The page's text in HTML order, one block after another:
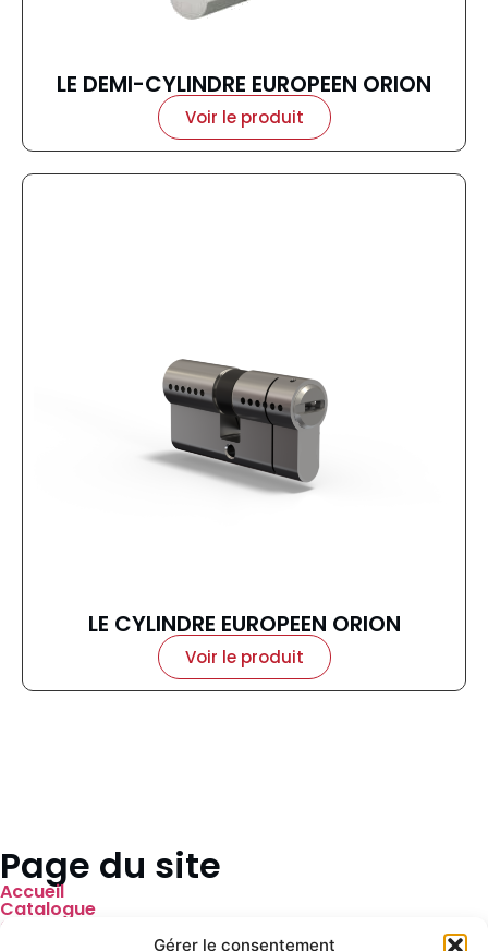
Gérer le consentement
LE DEMI-CYLINDRE EUROPEEN ORION
Voir le produit
LE CYLINDRE EUROPEEN ORION
Voir le produit
Page du site
Accueil
Catalogue
Contact